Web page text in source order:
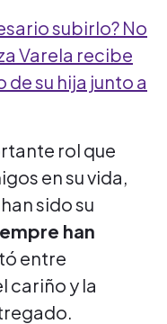
subirlo? No
Varela recibe
su hija junto a
rol que
en su vida,
sido su
han
entre
cariño y la